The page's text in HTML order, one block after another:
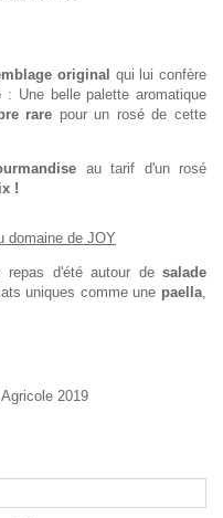
original qui lui confère
: Une belle palette aromatique
rare pour un rosé de cette
au tarif d'un rosé
!
domaine de JOY
repas d'été autour de salade
uniques comme une paella
2019